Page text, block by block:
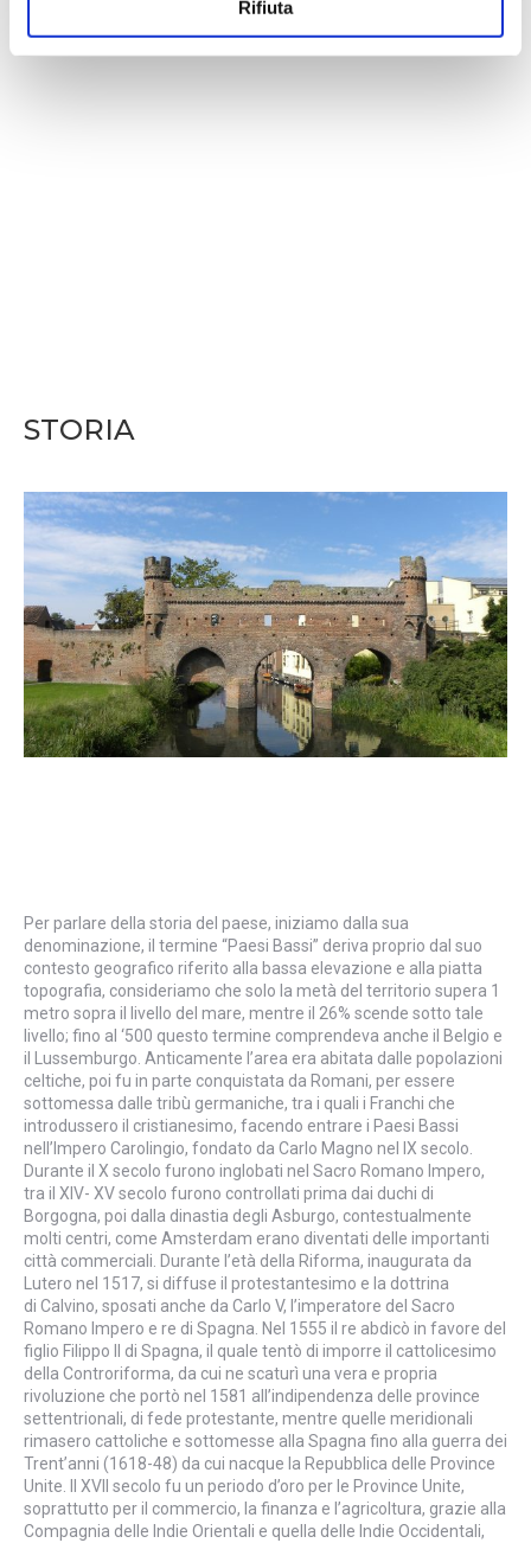
Rifiuta
STORIA
Per parlare della storia del paese, iniziamo dalla sua
denominazione, il termine “Paesi Bassi” deriva proprio dal suo
contesto geografico riferito alla bassa elevazione e alla piatta
topografia, consideriamo che solo la metà del territorio supera 1
metro sopra il livello del mare, mentre il 26% scende sotto tale
livello; fino al ‘500 questo termine comprendeva anche il Belgio e
il Lussemburgo. Anticamente l’area era abitata dalle popolazioni
celtiche, poi fu in parte conquistata da Romani, per essere
sottomessa dalle tribù germaniche, tra i quali i Franchi che
introdussero il cristianesimo, facendo entrare i Paesi Bassi
nell’Impero Carolingio, fondato da Carlo Magno nel IX secolo.
Durante il X secolo furono inglobati nel Sacro Romano Impero,
tra il XIV- XV secolo furono controllati prima dai duchi di
Borgogna, poi dalla dinastia degli Asburgo, contestualmente
molti centri, come Amsterdam erano diventati delle importanti
città commerciali. Durante l’età della Riforma, inaugurata da
Lutero nel 1517, si diffuse il protestantesimo e la dottrina
di Calvino, sposati anche da Carlo V, l’imperatore del Sacro
Romano Impero e re di Spagna. Nel 1555 il re abdicò in favore del
figlio Filippo II di Spagna, il quale tentò di imporre il cattolicesimo
della Controriforma, da cui ne scaturì una vera e propria
rivoluzione che portò nel 1581 all’indipendenza delle province
settentrionali, di fede protestante, mentre quelle meridionali
rimasero cattoliche e sottomesse alla Spagna fino alla guerra dei
Trent’anni (1618-48) da cui nacque la Repubblica delle Province
Unite. Il XVII secolo fu un periodo d’oro per le Province Unite,
soprattutto per il commercio, la finanza e l’agricoltura, grazie alla
Compagnia delle Indie Orientali e quella delle Indie Occidentali,